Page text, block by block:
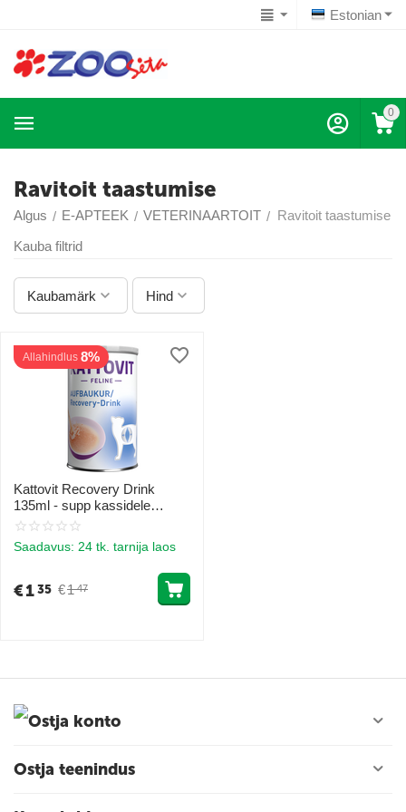
Estonian
0
Ravitoit taastumise
Algus / E-APTEEK / VETERINAARTOIT / Ravitoit taastumise
Kauba filtrid
Kaubamärk Hind
Allahindlus 8%
Kattovit Recovery Drink
135ml - supp kassidele
taastumisperioodiks
Saadavus: 24 tk. tarnija laos
€1 47
€135
Ostja konto
Ostja teenindus